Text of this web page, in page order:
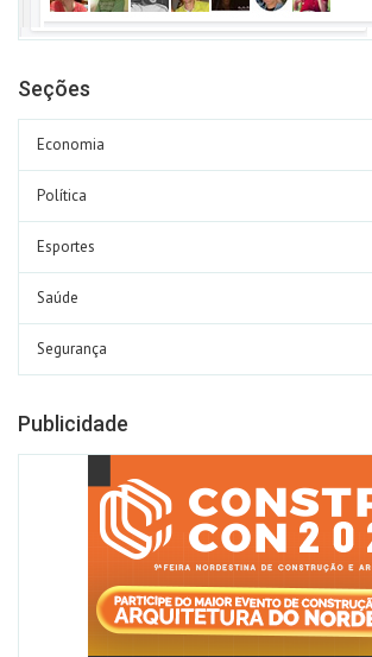
Seções
Economia
Política
Esportes
Saúde
Segurança
Publicidade